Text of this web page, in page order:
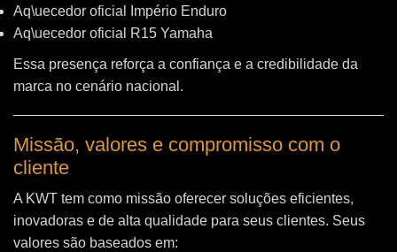
Aq\uecedor oficial Império Enduro
Aq\uecedor oficial R15 Yamaha
Essa presença reforça a confiança e a credibilidade da
marca no cenário nacional.
Missão, valores e compromisso com o
cliente
A KWT tem como missão oferecer soluções eficientes,
inovadoras e de alta qualidade para seus clientes. Seus
valores são baseados em: